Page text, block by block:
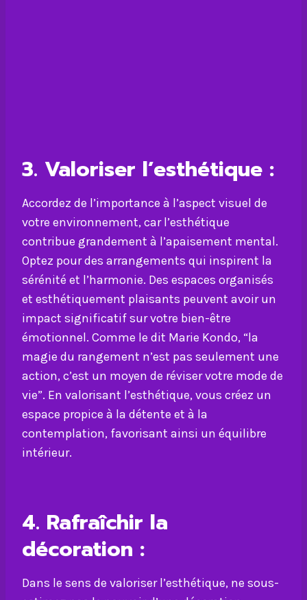
3. Valoriser l’esthétique :
Accordez de l’importance à l’aspect visuel de
votre environnement, car l’esthétique
contribue grandement à l’apaisement mental.
Optez pour des arrangements qui inspirent la
sérénité et l’harmonie. Des espaces organisés
et esthétiquement plaisants peuvent avoir un
impact significatif sur votre bien-être
émotionnel. Comme le dit Marie Kondo, “la
magie du rangement n’est pas seulement une
action, c’est un moyen de réviser votre mode de
vie”. En valorisant l’esthétique, vous créez un
espace propice à la détente et à la
contemplation, favorisant ainsi un équilibre
intérieur.
4. Rafraîchir la
décoration :
Dans le sens de valoriser l’esthétique, ne sous-